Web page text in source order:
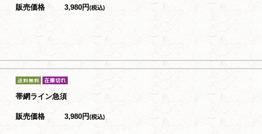
販売価格 3,980円(税込)
帯網ライン急須
販売価格 3,980円(税込)